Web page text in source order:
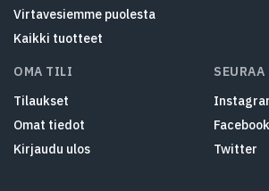
Virtavesiemme puolesta
Kaikki tuotteet
OMA TILI
Tilaukset
Omat tiedot
Kirjaudu ulos
SEURAA
Facebook
Twitter